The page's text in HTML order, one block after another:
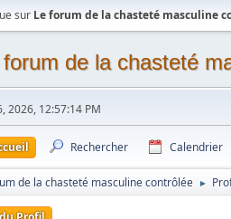
sur Le forum de la chasteté masculine
2026, 12:57:14 PM
Rechercher Calendrier
de la chasteté masculine contrôlée ►